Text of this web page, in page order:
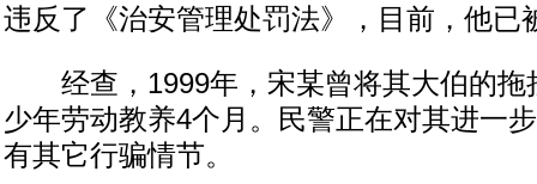
违反了《治安管理处罚法》，目前，他已
经查，1999年，宋某曾将其大伯的拖
少年劳动教养4个月。民警正在对其进一
有其它行骗情节。